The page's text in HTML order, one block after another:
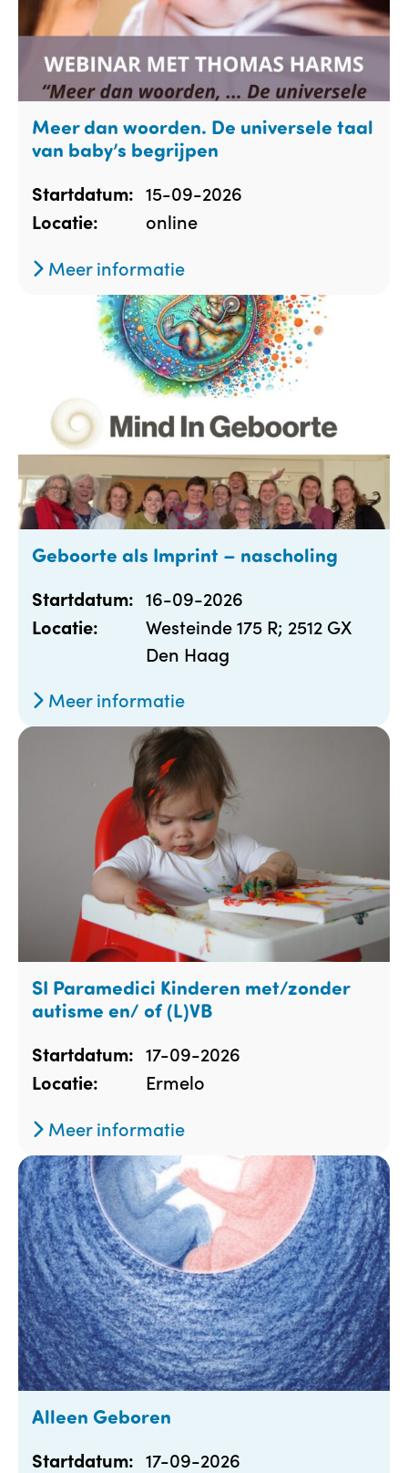
Meer dan woorden. De universele taal
van baby’s begrijpen
Startdatum: 15-09-2026
Locatie:
online
Meer informatie
Geboorte als Imprint – nascholing
Startdatum: 16-09-2026
Locatie:
Westeinde 175 R; 2512 GX
Den Haag
Meer informatie
SI Paramedici Kinderen met/zonder
autisme en/ of (L)VB
Startdatum: 17-09-2026
Locatie:
Ermelo
Meer informatie
Alleen Geboren
Startdatum: 17-09-2026